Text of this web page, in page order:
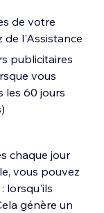
de votre
de l'Assistance
publicitaires
vous
les 60 jours
chaque jour
vous pouvez
lorsqu'ils
génère un